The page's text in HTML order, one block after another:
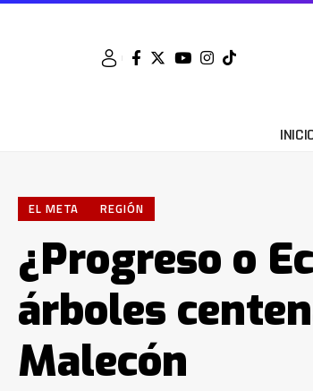
EL META REGIÓN
¿Progreso o
árboles
Malecón